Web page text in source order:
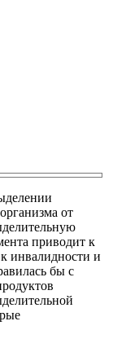
от
приводит к
инвалидности и
бы с